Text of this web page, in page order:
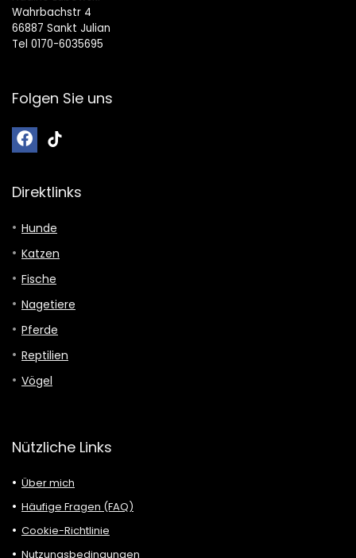
Wahrbachstr 4
66887 Sankt Julian
Tel 0170-6035695
Folgen Sie uns
Direktlinks
Hunde
Katzen
Fische
Nagetiere
Pferde
Reptilien
Vögel
Nützliche Links
Über mich
Häufige Fragen (FAQ)
Cookie-Richtlinie
Nutzungsbedingungen